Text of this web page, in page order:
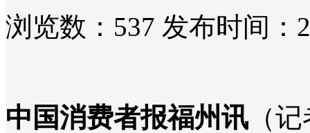
浏览数：537 发布时间：
中国消费者报福州讯 （